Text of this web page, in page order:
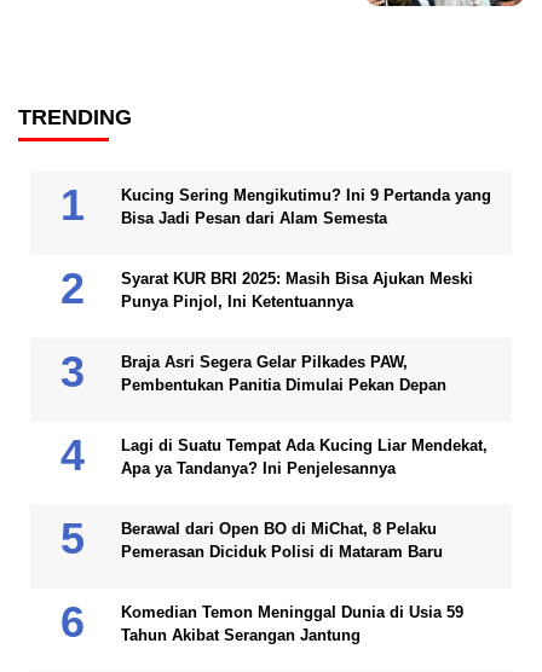
TRENDING
Kucing Sering Mengikutimu? Ini 9 Pertanda yang
Bisa Jadi Pesan dari Alam Semesta
Syarat KUR BRI 2025: Masih Bisa Ajukan Meski
Punya Pinjol, Ini Ketentuannya
Braja Asri Segera Gelar Pilkades PAW,
Pembentukan Panitia Dimulai Pekan Depan
Lagi di Suatu Tempat Ada Kucing Liar Mendekat,
Apa ya Tandanya? Ini Penjelesannya
Berawal dari Open BO di MiChat, 8 Pelaku
Pemerasan Diciduk Polisi di Mataram Baru
Komedian Temon Meninggal Dunia di Usia 59
Tahun Akibat Serangan Jantung